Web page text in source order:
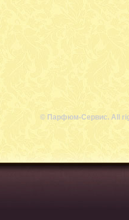
© Парфюм-Сервис. All